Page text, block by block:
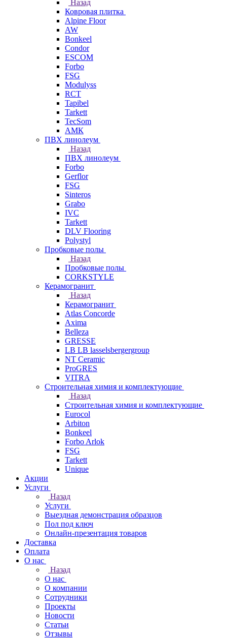
Назад
Ковровая плитка
Alpine Floor
AW
Bonkeel
Condor
ESCOM
Forbo
FSG
Modulyss
RCT
Tapibel
Tarkett
TecSom
АМК
ПВХ линолеум
Назад
ПВХ линолеум
Forbo
Gerflor
FSG
Sinteros
Grabo
IVC
Tarkett
DLV Flooring
Polystyl
Пробковые полы
Назад
Пробковые полы
CORKSTYLE
Керамогранит
Назад
Керамогранит
Atlas Concorde
Axima
Belleza
GRESSE
LB LB lasselsbergergroup
NT Ceramic
ProGRES
VITRA
Строительная химия и комплектующие
Назад
Строительная химия и комплектующие
Eurocol
Arbiton
Bonkeel
Forbo Arlok
FSG
Tarkett
Unique
Акции
Услуги
Назад
Услуги
Выездная демонстрация образцов
Пол под ключ
Онлайн-презентация товаров
Доставка
Оплата
О нас
Назад
О нас
О компании
Сотрудники
Проекты
Новости
Статьи
Отзывы